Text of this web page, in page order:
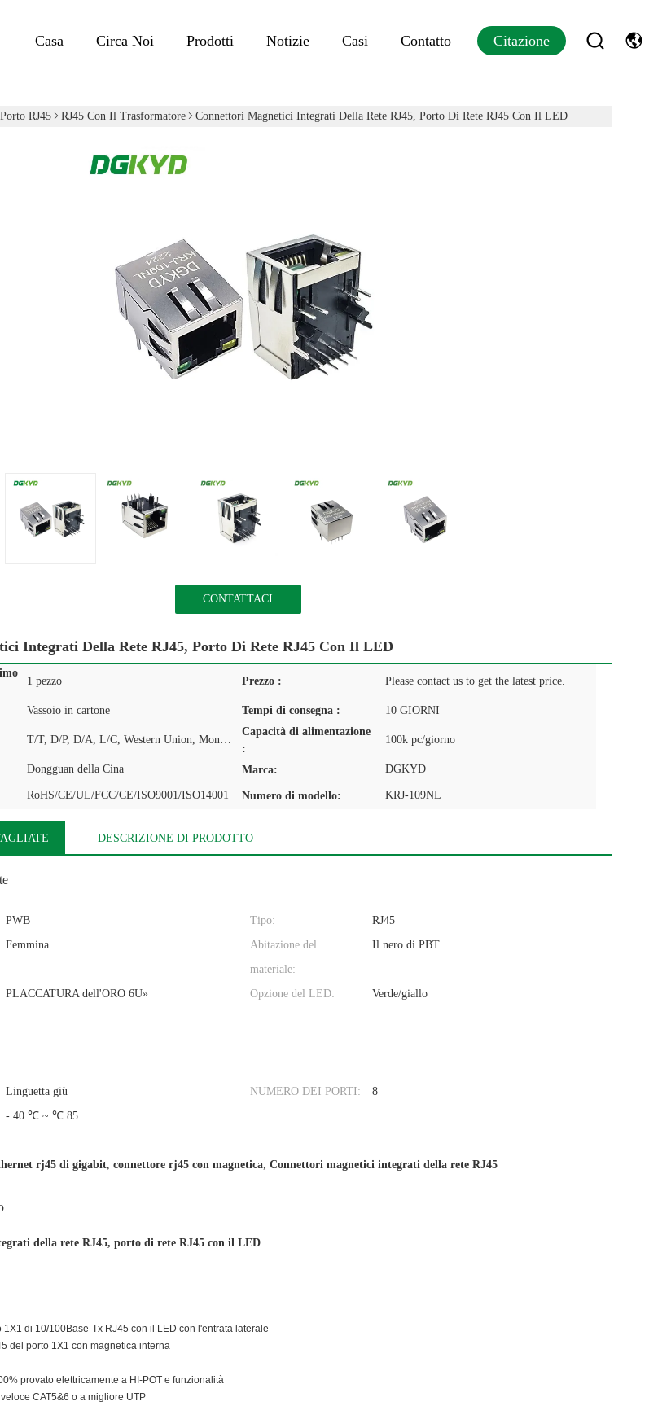
Casa Circa Noi Prodotti Notizie Casi Contatto Citazione
RJ45 RJ45 Con Il Trasformatore Connettori Magnetici Integrati Della Rete RJ45, Porto Di Rete RJ45 Con Il LED
CONTATTACI
Integrati Della Rete RJ45, Porto Di Rete RJ45 Con Il LED
1 pezzo Prezzo : Please contact us to get the latest price.
Vassoio in cartone Tempi di consegna : 10 GIORNI
T/T, D/P, D/A, L/C, Western Union, MoneyGram
Capacità di alimentazione
:
100k pc/giorno
Dongguan della Cina Marca: DGKYD
RoHS/CE/UL/FCC/CE/ISO9001/ISO14001 Numero di modello: KRJ-109NL
DESCRIZIONE DI PRODOTTO
PWB Tipo:
RJ45
Femmina
Abitazione del
materiale:
Il nero di PBT
PLACCATURA dell'ORO 6U» Opzione del LED: Verde/giallo
Linguetta giù NUMERO DEI PORTI:
8
- 40 ℃ ~ ℃ 85
rj45 di gigabit, connettore rj45 con magnetica, Connettori magnetici integrati della rete RJ45
della rete RJ45, porto di rete RJ45 con il LED
di 10/100Base-Tx RJ45 con il LED con l'entrata laterale
del porto 1X1 con magnetica interna
provato elettricamente a HI-POT e funzionalità
CAT5&6 o a migliore UTP